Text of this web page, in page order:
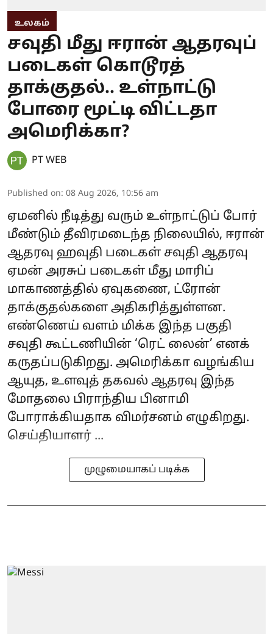
உலகம்
சவுதி மீது ஈரான் ஆதரவுப்
படைகள் கொடூரத்
தாக்குதல்.. உள்நாட்டு
போரை மூட்டி விட்டதா
அமெரிக்கா?
PT WEB
Published on: 08 Aug 2026, 10:56 am
ஏமனில் நீடித்து வரும் உள்நாட்டுப் போர்
மீண்டும் தீவிரமடைந்த நிலையில், ஈரான்
ஆதரவு ஹவுதி படைகள் சவுதி ஆதரவு
ஏமன் அரசுப் படைகள் மீது மாரிப்
மாகாணத்தில் ஏவுகணை, ட்ரோன்
தாக்குதல்களை அதிகரித்துள்ளன.
எண்ணெய் வளம் மிக்க இந்த பகுதி
சவுதி கூட்டணியின் ‘ரெட் லைன்’ எனக்
கருதப்படுகிறது. அமெரிக்கா வழங்கிய
ஆயுத, உளவுத் தகவல் ஆதரவு இந்த
மோதலை பிராந்திய பினாமி
போராக்கியதாக விமர்சனம் எழுகிறது.
செய்தியாளர் ...
முழுமையாகப் படிக்க